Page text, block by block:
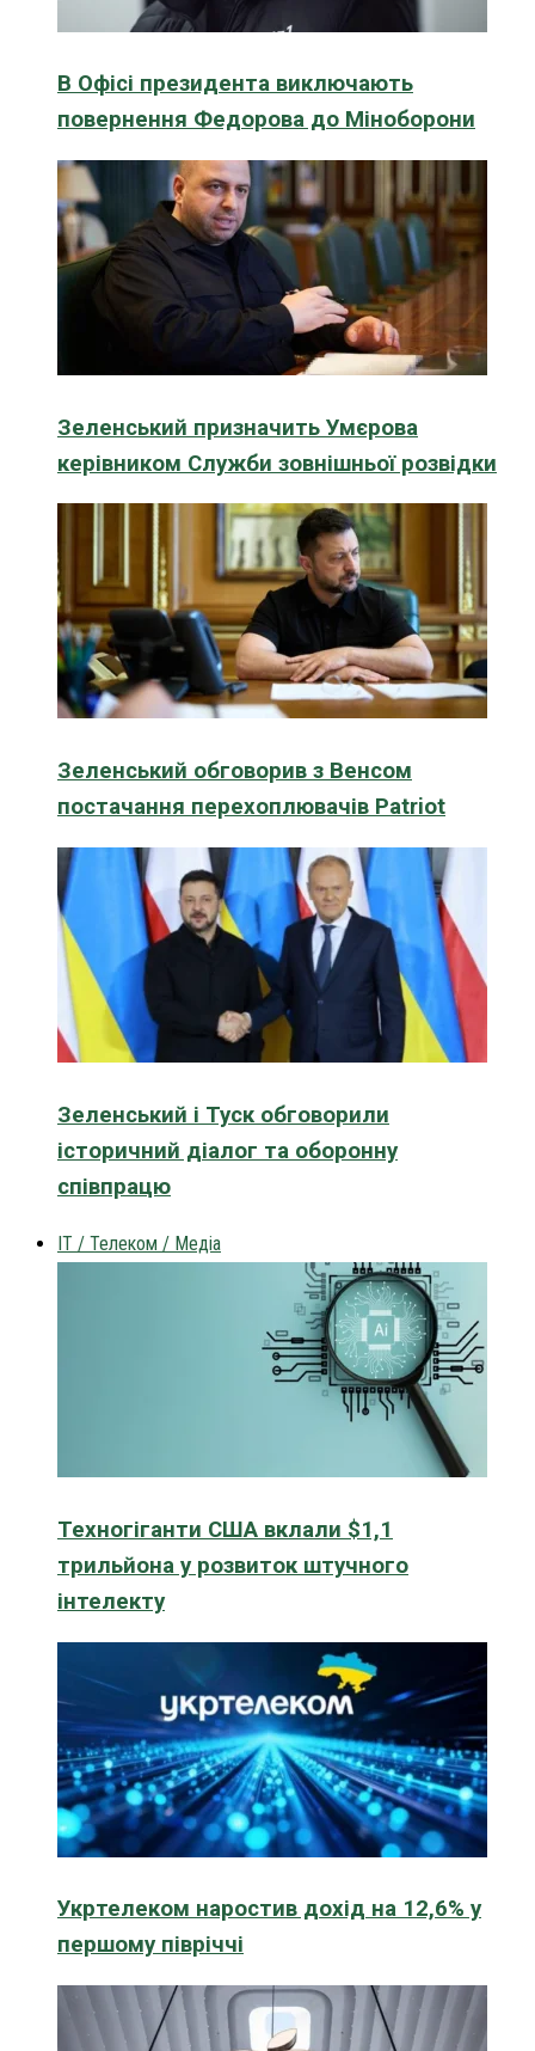
В Офісі президента виключають
повернення Федорова до Міноборони
Зеленський призначить Умєрова
керівником Служби зовнішньої розвідки
Зеленський обговорив з Венсом
постачання перехоплювачів Patriot
Зеленський і Туск обговорили
історичний діалог та оборонну
співпрацю
IT / Телеком / Медіа
Техногіганти США вклали $1,1
трильйона у розвиток штучного
інтелекту
Укртелеком наростив дохід на 12,6% у
першому півріччі